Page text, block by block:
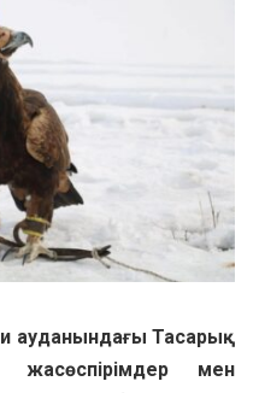
ауданындағы Тасарық
жасөспірімдер мен